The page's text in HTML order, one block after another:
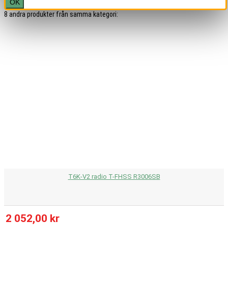
OK
8 andra produkter från samma kategori:
T6K-V2 radio T-FHSS R3006SB
2 052,00 kr